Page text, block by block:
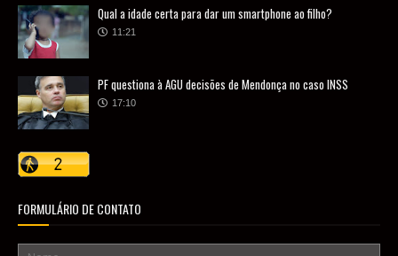
Qual a idade certa para dar um smartphone ao filho?
11:21
PF questiona à AGU decisões de Mendonça no caso INSS
17:10
FORMULÁRIO DE CONTATO